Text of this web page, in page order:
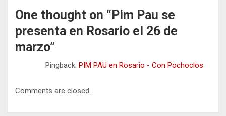
One thought on “ Pim Pau se
presenta en Rosario el 26 de
marzo”
Pingback: PIM PAU en Rosario - Con Pochoclos
Comments are closed.